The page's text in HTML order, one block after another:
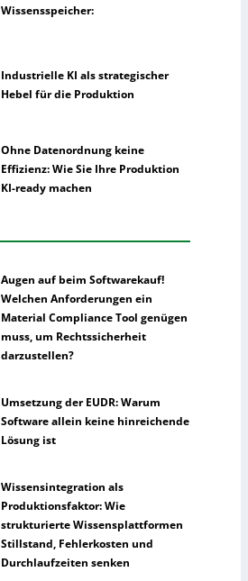
Wissensspeicher:
Industrielle KI als strategischer
Hebel für die Produktion
Ohne Datenordnung keine
Effizienz: Wie Sie Ihre Produktion
KI-ready machen
Augen auf beim Softwarekauf!
Welchen Anforderungen ein
Material Compliance Tool genügen
muss, um Rechtssicherheit
darzustellen?
Umsetzung der EUDR: Warum
Software allein keine hinreichende
Lösung ist
Wissensintegration als
Produktionsfaktor: Wie
strukturierte Wissensplattformen
Stillstand, Fehlerkosten und
Durchlaufzeiten senken